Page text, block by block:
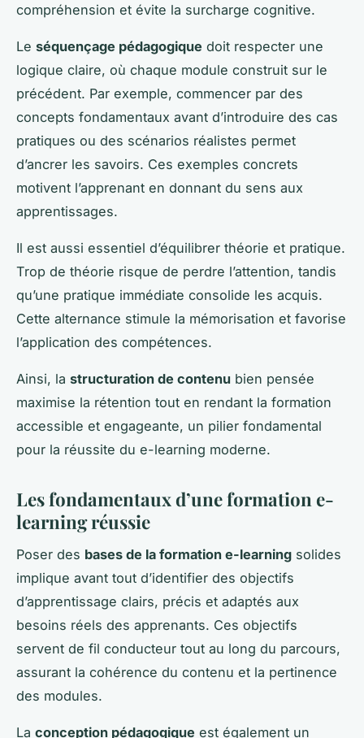
compréhension et évite la surcharge cognitive.
Le séquençage pédagogique doit respecter une
logique claire, où chaque module construit sur le
précédent. Par exemple, commencer par des
concepts fondamentaux avant d’introduire des cas
pratiques ou des scénarios réalistes permet
d’ancrer les savoirs. Ces exemples concrets
motivent l’apprenant en donnant du sens aux
apprentissages.
Il est aussi essentiel d’équilibrer théorie et pratique.
Trop de théorie risque de perdre l’attention, tandis
qu’une pratique immédiate consolide les acquis.
Cette alternance stimule la mémorisation et favorise
l’application des compétences.
Ainsi, la structuration de contenu bien pensée
maximise la rétention tout en rendant la formation
accessible et engageante, un pilier fondamental
pour la réussite du e-learning moderne.
Les fondamentaux d’une formation e-
learning réussie
Poser des bases de la formation e-learning solides
implique avant tout d’identifier des objectifs
d’apprentissage clairs, précis et adaptés aux
besoins réels des apprenants. Ces objectifs
servent de fil conducteur tout au long du parcours,
assurant la cohérence du contenu et la pertinence
des modules.
La conception pédagogique est également un